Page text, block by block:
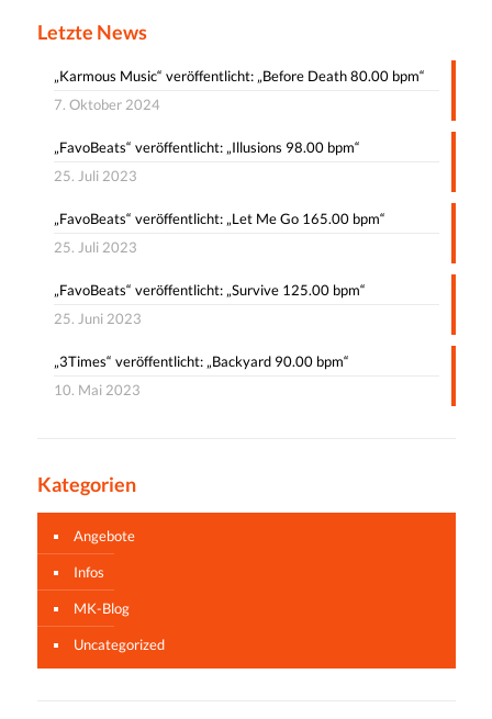
Letzte News
„Karmous Music“ veröffentlicht: „Before Death 80.00 bpm“
7. Oktober 2024
„FavoBeats“ veröffentlicht: „Illusions 98.00 bpm“
25. Juli 2023
„FavoBeats“ veröffentlicht: „Let Me Go 165.00 bpm“
25. Juli 2023
„FavoBeats“ veröffentlicht: „Survive 125.00 bpm“
25. Juni 2023
„3Times“ veröffentlicht: „Backyard 90.00 bpm“
10. Mai 2023
Kategorien
Angebote
Infos
MK-Blog
Uncategorized